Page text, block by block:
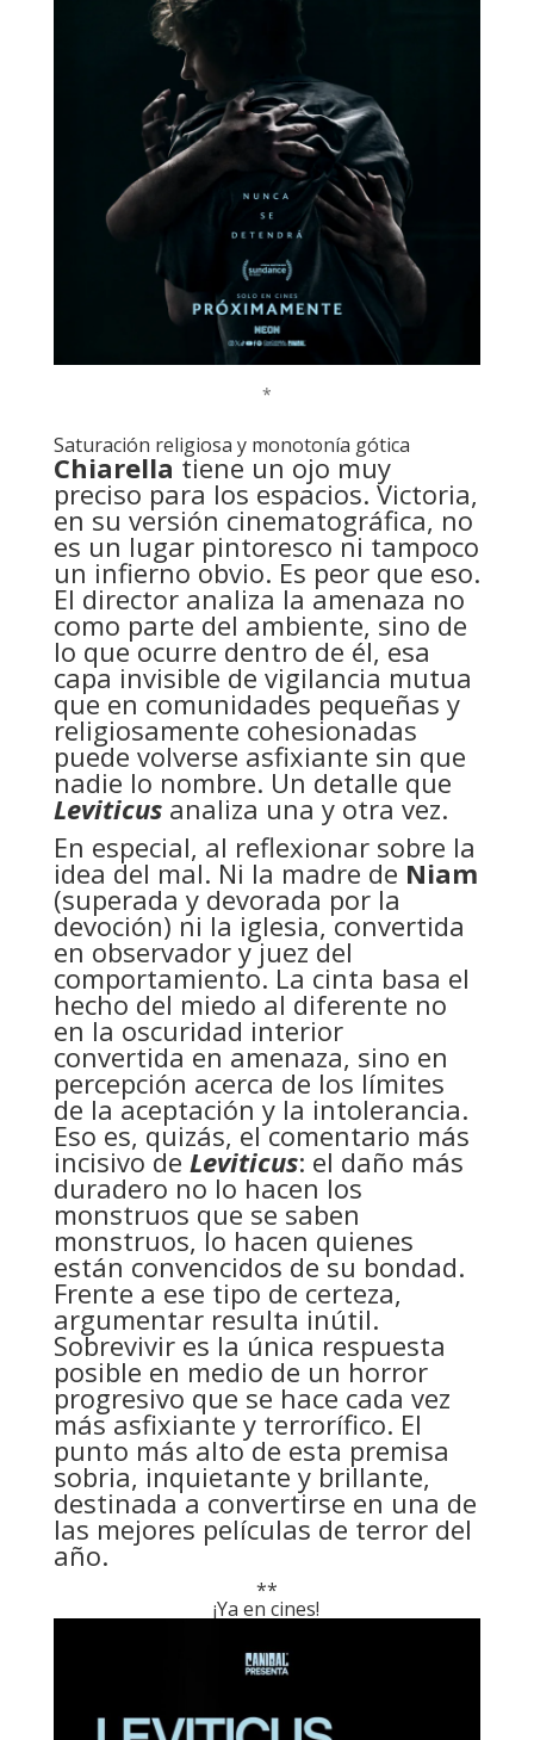
*
Saturación religiosa y monotonía gótica
Chiarella tiene un ojo muy
preciso para los espacios. Victoria,
en su versión cinematográfica, no
es un lugar pintoresco ni tampoco
un infierno obvio. Es peor que eso.
El director analiza la amenaza no
como parte del ambiente, sino de
lo que ocurre dentro de él, esa
capa invisible de vigilancia mutua
que en comunidades pequeñas y
religiosamente cohesionadas
puede volverse asfixiante sin que
nadie lo nombre. Un detalle que
Leviticusanaliza una y otra vez.
En especial, al reflexionar sobre la
idea del mal. Ni la madre de Niam
(superada y devorada por la
devoción) ni la iglesia, convertida
en observador y juez del
comportamiento. La cinta basa el
hecho del miedo al diferente no
en la oscuridad interior
convertida en amenaza, sino en
percepción acerca de los límites
de la aceptación y la intolerancia.
Eso es, quizás, el comentario más
incisivo de Leviticus: el daño más
duradero no lo hacen los
monstruos que se saben
monstruos, lo hacen quienes
están convencidos de su bondad.
Frente a ese tipo de certeza,
argumentar resulta inútil.
Sobrevivir es la única respuesta
posible en medio de un horror
progresivo que se hace cada vez
más asfixiante y terrorífico. El
punto más alto de esta premisa
sobria, inquietante y brillante,
destinada a convertirse en una de
las mejores películas de terror del
año.
**
¡Ya en cines!